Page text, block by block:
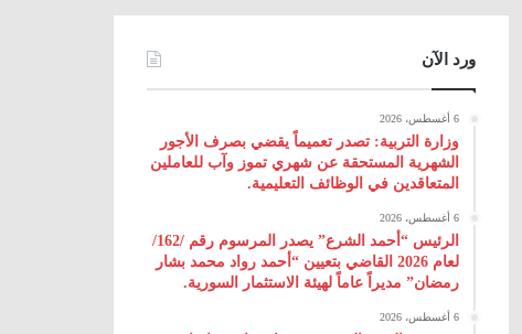
ورد الآن
6 أغسطس، 2026
وزارة التربية: تصدر تعميماً يقضي بصرف الأجور
الشهرية المستحقة عن شهري تموز وآب للعاملين
المتعاقدين في الوظائف التعليمية.
6 أغسطس، 2026
الرئيس “أحمد الشرع” يصدر المرسوم رقم /162/
لعام 2026 ‌القاضي بتعيين “أحمد رواد محمد بشار
رمضان” مديراً عاماً لهيئة ‌الاستثمار السورية.
6 أغسطس، 2026